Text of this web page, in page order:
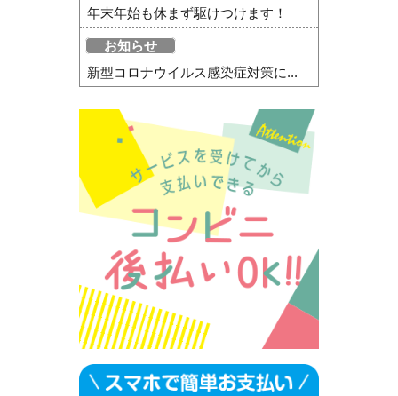
年末年始も休まず駆けつけます！
お知らせ
新型コロナウイルス感染症対策に...